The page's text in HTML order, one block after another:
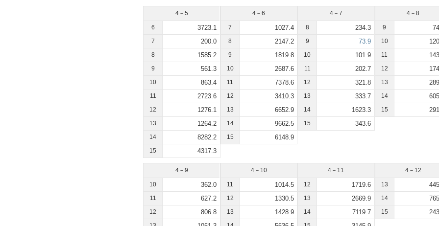
4－5
6 3723.1
7 200.0
8 1585.2
9 561.3
10 863.4
11 2723.6
12 1276.1
13 1264.2
14 8282.2
15 4317.3
4－6
7 1027.4
8 2147.2
9 1819.8
10 2687.6
11 7378.6
12 3410.3
13 6652.9
14 9662.5
15 6148.9
4－7
8 234.3
9 73.9
10 101.9
11 202.7
12 321.8
13 333.7
14 1623.3
15 343.6
4－8
9
10
11
12
13
14
15
4－9
10 362.0
11 627.2
12 806.8
4－10
11 1014.5
12 1330.5
13 1428.9
4－11
12 1719.6
13 2669.9
14 7119.7
4－12
13
14
15